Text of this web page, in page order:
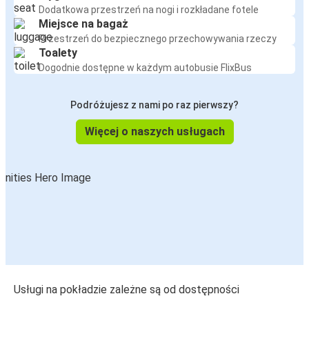
Dodatkowa przestrzeń na nogi i rozkładane fotele
Miejsce na bagaż
Przestrzeń do bezpiecznego przechowywania rzeczy
Toalety
Dogodnie dostępne w każdym autobusie FlixBus
Podróżujesz z nami po raz pierwszy?
Więcej o naszych usługach
Usługi na pokładzie zależne są od dostępności